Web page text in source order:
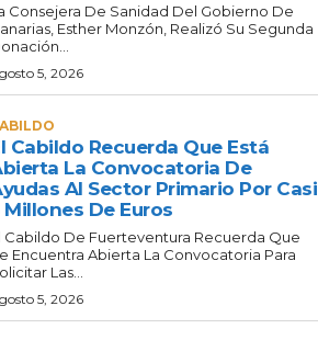
Consejera De Sanidad Del Gobierno De
Esther Monzón, Realizó Su Segunda
5, 2026
Cabildo Recuerda Que Está
La Convocatoria De
Al Sector Primario Por Casi
Millones De Euros
Cabildo De Fuerteventura Recuerda Que
Encuentra Abierta La Convocatoria Para
Las...
5, 2026